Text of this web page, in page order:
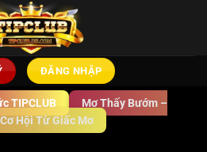
ĐĂNG NHẬP
TIPCLUB
Mơ Thấy Bướm –
Hội Từ Giấc Mơ